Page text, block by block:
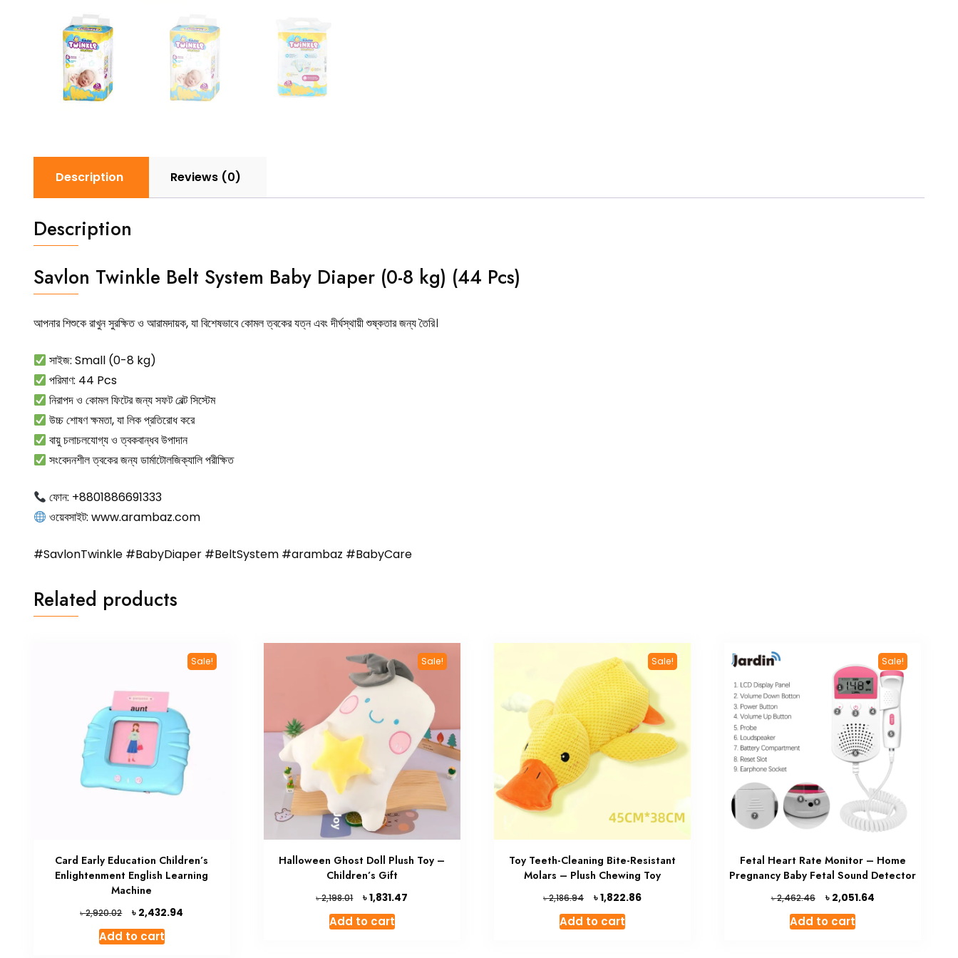
Description Reviews (0)
Description
Savlon Twinkle Belt System Baby Diaper (0-8 kg) (44 Pcs)
আপনার শিশুকে রাখুন সুরক্ষিত ও আরামদায়ক, যা বিশেষভাবে কোমল ত্বকের যত্ন এবং দীর্ঘস্থায়ী শুষ্কতার জন্য তৈরি।
সাইজ: Small (0-8 kg)
পরিমাণ: 44 Pcs
নিরাপদ ও কোমল ফিটের জন্য সফট বেল্ট সিস্টেম
উচ্চ শোষণ ক্ষমতা, যা লিক প্রতিরোধ করে
বায়ু চলাচলযোগ্য ও ত্বকবান্ধব উপাদান
সংবেদনশীল ত্বকের জন্য ডার্মাটোলজিক্যালি পরীক্ষিত
ফোন: +8801886691333
ওয়েবসাইট:www.arambaz.com
#SavlonTwinkle #BabyDiaper #BeltSystem #arambaz #BabyCare
Related products
Sale!
Card Early Education Children’s
Enlightenment English Learning
Machine
৳2,920.02
Original
was:
৳ 2,432.94
Add to cart
Sale!
Halloween Ghost Doll Plush Toy –
Children’s Gift
৳2,198.01
Original
was:
৳1,831.47
Add to cart
Sale!
Toy Teeth-Cleaning Bite-Resistant
Molars – Plush Chewing Toy
৳2,186.94
Original
was:
৳1,822.86Current
Add to cart
Sale!
Fetal Heart Rate Monitor – Home
Pregnancy Baby Fetal Sound Detector
৳2,462.46
Original
was:
৳ 2,051.64Current
Add to cart